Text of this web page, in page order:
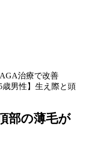
治療で改善
歳男性】生え際と頭
部の薄毛が